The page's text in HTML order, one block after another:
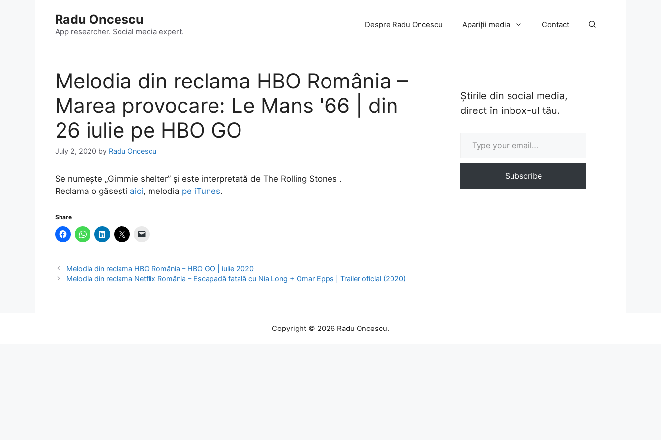
Radu Oncescu
App researcher. Social media expert.
Despre Radu Oncescu Apariții media Contact
Melodia din reclama HBO România –
Marea provocare: Le Mans '66 | din
26 iulie pe HBO GO
July 2, 2020 by Radu Oncescu
Se numește „Gimmie shelter” și este interpretată de The Rolling Stones .
Reclama o găsești aici, melodia pe iTunes.
Share
Melodia din reclama HBO România – HBO GO | iulie 2020
Melodia din reclama Netflix România – Escapadă fatală cu Nia Long + Omar Epps | Trailer oficial (2020)
Știrile din social media,
direct în inbox-ul tău.
Subscribe
Copyright © 2026 Radu Oncescu.